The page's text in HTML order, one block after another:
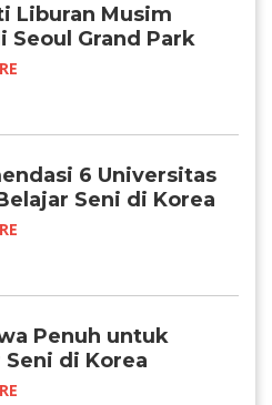
Liburan Musim
Seoul Grand Park
6 Universitas
Seni di Korea
Penuh untuk
Seni di Korea